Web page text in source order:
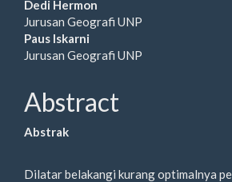
Content
Dedi Hermon
Jurusan Geografi UNP
Paus Iskarni
Jurusan Geografi UNP
Abstract
Abstrak
Dilatar belakangi kurang optimalnya